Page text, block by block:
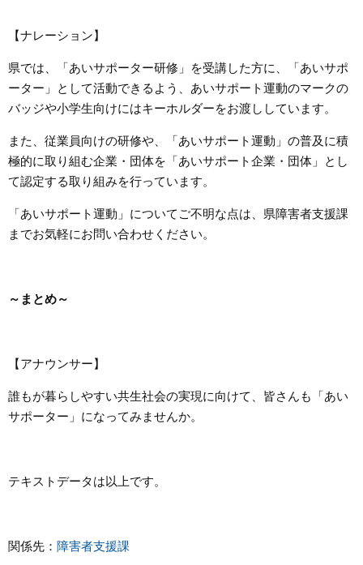
【ナレーション】
県では、「あいサポーター研修」を受講した方に、「あいサポ
ーター」として活動できるよう、あいサポート運動のマークの
バッジや小学生向けにはキーホルダーをお渡ししています。
また、従業員向けの研修や、「あいサポート運動」の普及に積
極的に取り組む企業・団体を「あいサポート企業・団体」とし
て認定する取り組みを行っています。
「あいサポート運動」についてご不明な点は、県障害者支援課
までお気軽にお問い合わせください。
～まとめ～
【アナウンサー】
誰もが暮らしやすい共生社会の実現に向けて、皆さんも「あい
サポーター」になってみませんか。
テキストデータは以上です。
関係先： 障害者支援課